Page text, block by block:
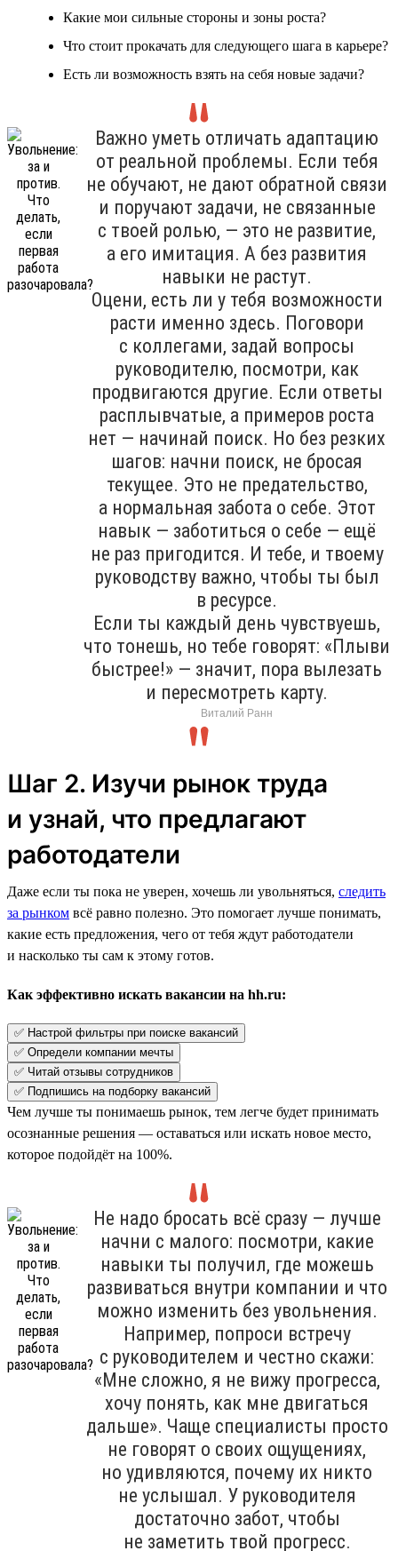
Какие мои сильные стороны и зоны роста?
Что стоит прокачать для следующего шага в карьере?
Есть ли возможность взять на себя новые задачи?
Важно уметь отличать адаптацию
от реальной проблемы. Если тебя
не обучают, не дают обратной связи
и поручают задачи, не связанные
с твоей ролью, — это не развитие,
а его имитация. А без развития
навыки не растут.
Оцени, есть ли у тебя возможности
расти именно здесь. Поговори
с коллегами, задай вопросы
руководителю, посмотри, как
продвигаются другие. Если ответы
расплывчатые, а примеров роста
нет — начинай поиск. Но без резких
шагов: начни поиск, не бросая
текущее. Это не предательство,
а нормальная забота о себе. Этот
навык — заботиться о себе — ещё
не раз пригодится. И тебе, и твоему
руководству важно, чтобы ты был
в ресурсе.
Если ты каждый день чувствуешь,
что тонешь, но тебе говорят: «Плыви
быстрее!» — значит, пора вылезать
и пересмотреть карту.
Виталий Ранн
Шаг 2. Изучи рынок труда
и узнай, что предлагают
работодатели
Даже если ты пока не уверен, хочешь ли увольняться, следить
за рынком всё равно полезно. Это помогает лучше понимать,
какие есть предложения, чего от тебя ждут работодатели
и насколько ты сам к этому готов.
Как эффективно искать вакансии на hh.ru:
✅ Настрой фильтры при поиске вакансий
✅ Определи компании мечты
✅ Читай отзывы сотрудников
✅ Подпишись на подборку вакансий
Чем лучше ты понимаешь рынок, тем легче будет принимать
осознанные решения — оставаться или искать новое место,
которое подойдёт на 100%.
Не надо бросать всё сразу — лучше
начни с малого: посмотри, какие
навыки ты получил, где можешь
развиваться внутри компании и что
можно изменить без увольнения.
Например, попроси встречу
с руководителем и честно скажи:
«Мне сложно, я не вижу прогресса,
хочу понять, как мне двигаться
дальше». Чаще специалисты просто
не говорят о своих ощущениях,
но удивляются, почему их никто
не услышал. У руководителя
достаточно забот, чтобы
не заметить твой прогресс.